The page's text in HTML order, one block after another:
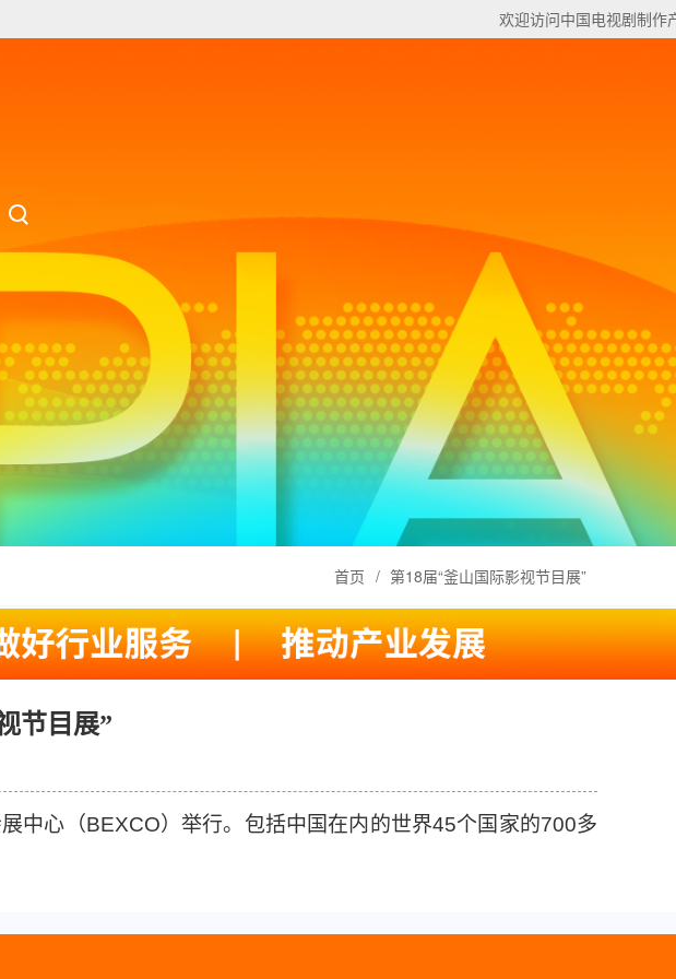
欢迎访问中国电视剧制作
首页 / 第18届“釜山国际影视节目展”
节目展”
中心（BEXCO）举行。包括中国在内的世界45个国家的700多